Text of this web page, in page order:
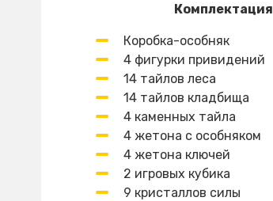
Комплектация
Коробка-особняк
4 фигурки привидений
14 тайлов леса
14 тайлов кладбища
4 каменных тайла
4 жетона с особняком
4 жетона ключей
2 игровых кубика
9 кристаллов силы